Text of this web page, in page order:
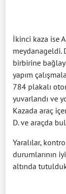
İkinci kaza ise
meydanageldi.
birbirine
yapım
784 plakalı
yuvarlandı ve
Kazada araç
D. ve araçda
Yaralılar,
durumlarının
altında